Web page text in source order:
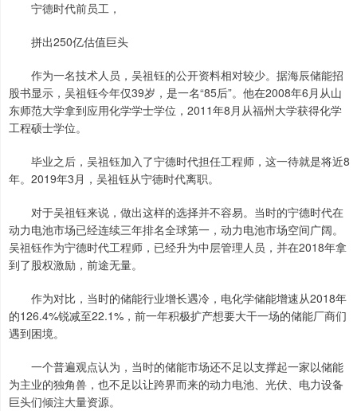
宁德时代前员工，
拼出250亿估值巨头
作为一名技术人员，吴祖钰的公开资料相对较少。据海辰储能招
股书显示，吴祖钰今年仅39岁，是一名“85后”。他在2008年6月从山
东师范大学拿到应用化学学士学位，2011年8月从福州大学获得化学
工程硕士学位。
毕业之后，吴祖钰加入了宁德时代担任工程师，这一待就是将近8
年。2019年3月，吴祖钰从宁德时代离职。
对于吴祖钰来说，做出这样的选择并不容易。当时的宁德时代在
动力电池市场已经连续三年排名全球第一，动力电池市场空间广阔。
吴祖钰作为宁德时代工程师，已经升为中层管理人员，并在2018年拿
到了股权激励，前途无量。
作为对比，当时的储能行业增长遇冷，电化学储能增速从2018年
的126.4%锐减至22.1%，前一年积极扩产想要大干一场的储能厂商们
遇到困境。
一个普遍观点认为，当时的储能市场还不足以支撑起一家以储能
为主业的独角兽，也不足以让跨界而来的动力电池、光伏、电力设备
巨头们倾注大量资源。